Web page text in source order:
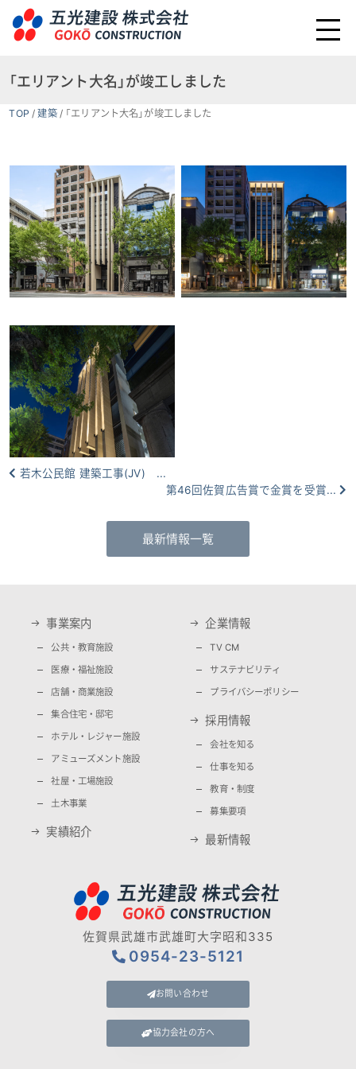
「エリアント大名」が竣工しました
TOP /建築/ 「エリアント大名」が竣工しました
若木公民館 建築工事(JV) ...
第46回佐賀広告賞で金賞を受賞...
最新情報一覧
事業案内
公共・教育施設
医療・福祉施設
店舗・商業施設
集合住宅・邸宅
ホテル・レジャー施設
アミューズメント施設
社屋・工場施設
土木事業
実績紹介
企業情報
TV CM
サステナビリティ
プライバシーポリシー
採用情報
会社を知る
仕事を知る
教育・制度
募集要項
最新情報
佐賀県武雄市武雄町大字昭和335
0954-23-5121
お問い合わせ
協力会社の方へ